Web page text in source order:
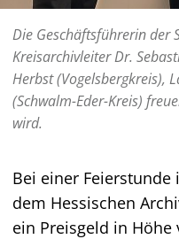
Die Geschäftsführerin der
Kreisarchivleiter Dr.
Herbst (Vogelsbergkreis),
(Schwalm-Eder-Kreis)
wird.
Bei einer
dem Hessischen
ein Preisgeld in Höhe